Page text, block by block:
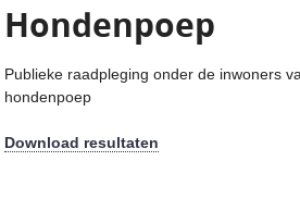
Hondenpoep
Publieke raadpleging onder de inwoners
hondenpoep
Download resultaten